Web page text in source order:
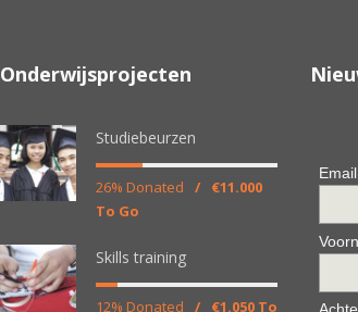
Onderwijsprojecten
Studiebeurzen
26% Donated /
€11.000
To Go
Skills training
12% Donated / €1.050 To